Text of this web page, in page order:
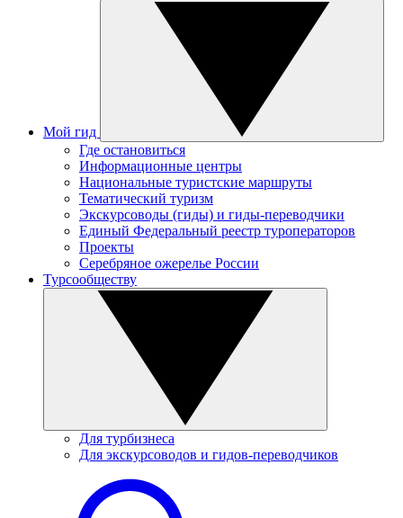
Мой гид
Где остановиться
Информационные центры
Национальные туристские маршруты
Тематический туризм
Экскурсоводы (гиды) и гиды-переводчики
Единый Федеральный реестр туроператоров
Проекты
Серебряное ожерелье России
Турсообществу
Для турбизнеса
Для экскурсоводов и гидов-переводчиков